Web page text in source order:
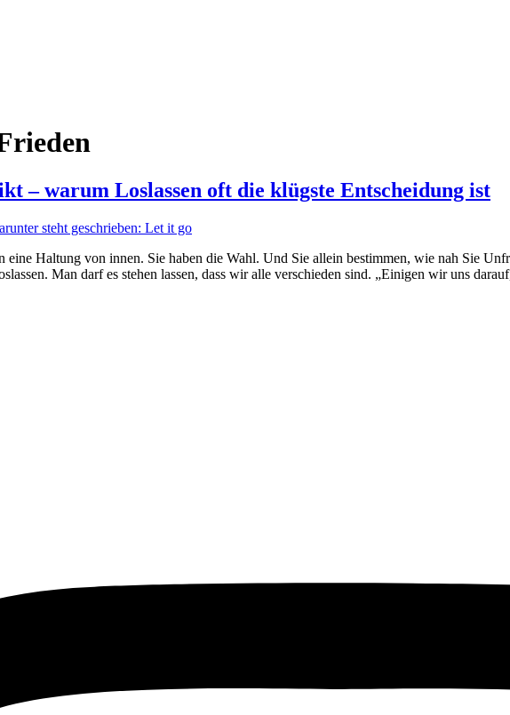
– warum Loslassen oft die klügste Entscheidung ist
eine Haltung von innen. Sie haben die Wahl. Und Sie allein bestimmen, wie nah Sie
Man darf es stehen lassen, dass wir alle verschieden sind. „Einigen wir uns